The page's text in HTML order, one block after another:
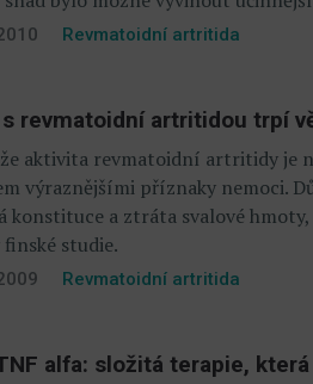
Revmatoidní artritida
revmatoidní artritidou trpí
aktivita revmatoidní artritidy je
výraznějšími příznaky nemoci.
konstituce a ztráta svalové
finské studie.
Revmatoidní artritida
alfa: složitá terapie, která